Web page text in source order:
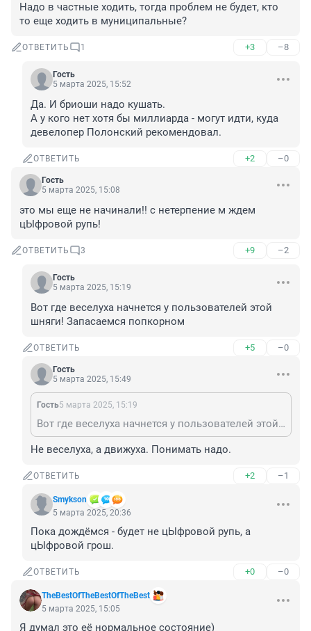
Надо в частные ходить, тогда проблем не будет, кто
то еще ходить в муниципальные?
ОТВЕТИТЬ 1 +3 –8
Гость
5 марта 2025, 15:52
Да. И бриоши надо кушать.
А у кого нет хотя бы миллиарда - могут идти, куда
девелопер Полонский рекомендовал.
ОТВЕТИТЬ +2 –0
Гость
5 марта 2025, 15:08
это мы еще не начинали!! с нетерпение м ждем
цЫфровой рупь!
ОТВЕТИТЬ 3 +9 –2
Гость
5 марта 2025, 15:19
Вот где веселуха начнется у пользователей этой
шняги! Запасаемся попкорном
ОТВЕТИТЬ +5 –0
Гость
5 марта 2025, 15:49
Гость5 марта 2025, 15:19
Вот где веселуха начнется у пользователей этой шняги! Запасаемся попкорном
Не веселуха, а движуха. Понимать надо.
ОТВЕТИТЬ +2 –1
Smykson
5 марта 2025, 20:36
Пока дождёмся - будет не цЫфровой рупь, а
цЫфровой грош.
ОТВЕТИТЬ +0 –0
TheBestOfTheBestOfTheBest
5 марта 2025, 15:05
Я думал это её нормальное состояние)